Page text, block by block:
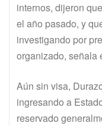
internos, dijeron
el año pasado, y
investigando por
organizado, señala
Aún sin visa,
ingresando a
reservado